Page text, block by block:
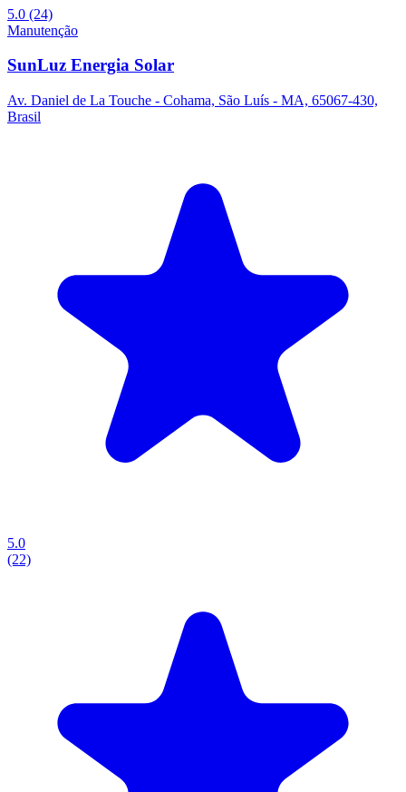
5.0 (24)
Manutenção
SunLuz Energia Solar
Av. Daniel de La Touche - Cohama, São Luís - MA, 65067-430,
Brasil
5.0
(22)